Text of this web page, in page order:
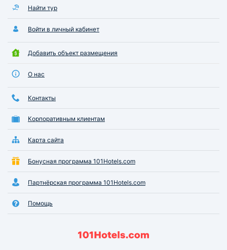
Найти тур
Войти в личный кабинет
Добавить объект размещения
О нас
Контакты
Корпоративным клиентам
Карта сайта
Бонусная программа 101Hotels.com
Партнёрская программа 101Hotels.com
Помощь